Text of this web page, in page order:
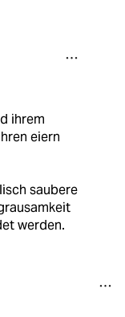
ihrem
eiern
saubere
werden.